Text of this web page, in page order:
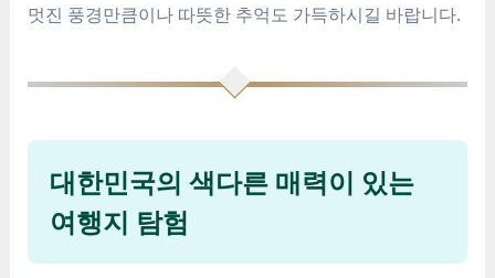
멋진 풍경만큼이나 따뜻한 추억도 가득하시길 바랍니다.
대한민국의 색다른 매력이 있는
여행지 탐험